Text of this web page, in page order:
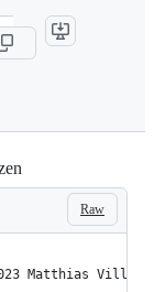
Raw
Matthias Vill